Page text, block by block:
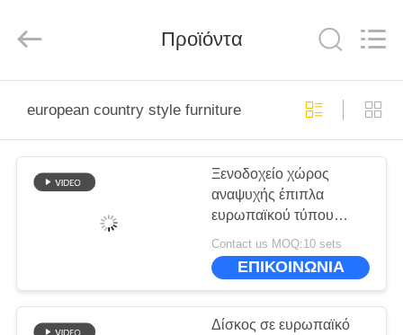
ΠΡΟΪΌΝΤΑ
VR
Rights
Προϊόντα
european country style furniture
Ξενοδοχείο χώρος
αναψυχής έπιπλα
ευρωπαϊκού τύπου
πολυθρόνα με μικρό
στρογγυλό τραπέζι
Contact us MOQ:10 sets
ΕΠΙΚΟΙΝΩΝΙΑ
Δίσκος σε ευρωπαϊκό